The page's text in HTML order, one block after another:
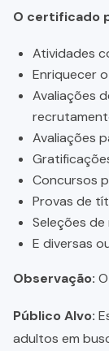
O certificado
Atividades
Enriquecer
Avaliações
Avaliações
Concursos
Provas de
Seleções
E diversas
Observação:
Público Alvo:
adultos em